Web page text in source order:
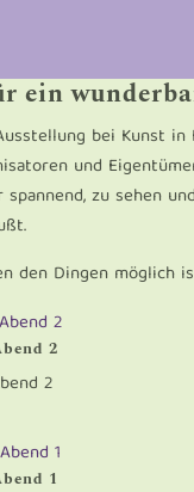
ein
bei Kunst in
und
zu sehen
den Dingen möglich
2
2
1